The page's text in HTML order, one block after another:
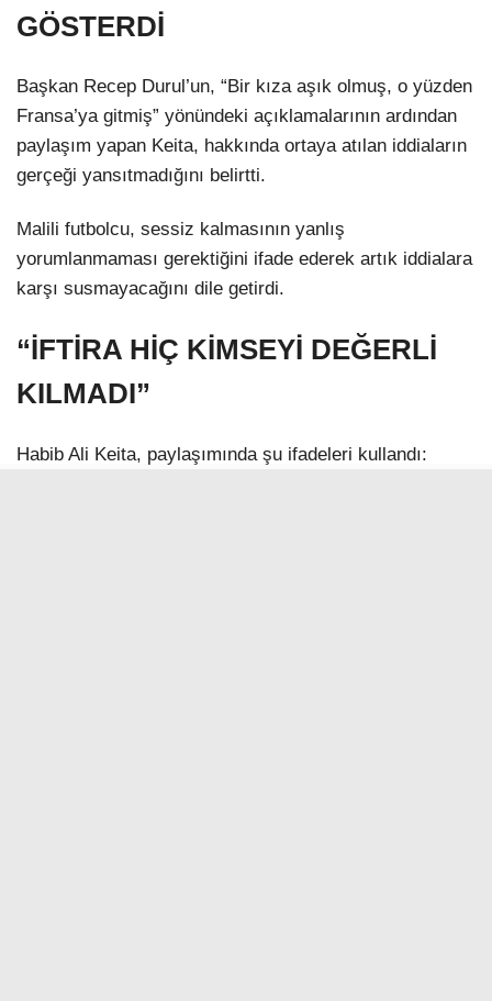
GÖSTERDİ
Başkan Recep Durul’un, “Bir kıza aşık olmuş, o yüzden
Fransa’ya gitmiş” yönündeki açıklamalarının ardından
paylaşım yapan Keita, hakkında ortaya atılan iddiaların
gerçeği yansıtmadığını belirtti.
Malili futbolcu, sessiz kalmasının yanlış
yorumlanmaması gerektiğini ifade ederek artık iddialara
karşı susmayacağını dile getirdi.
“İFTİRA HİÇ KİMSEYİ DEĞERLİ
KILMADI”
Habib Ali Keita, paylaşımında şu ifadeleri kullandı: